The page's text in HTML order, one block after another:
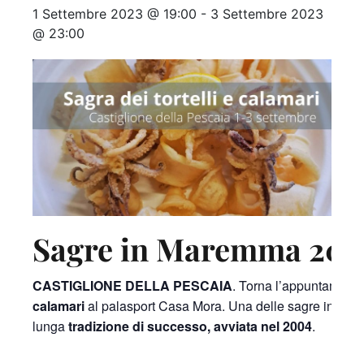
1 Settembre 2023 @ 19:00 - 3 Settembre 2023
@ 23:00
Sagre in Maremma
CASTIGLIONE DELLA PESCAIA. Torna
calamarial palasport Casa Mora. Una delle sagre in
lungatradizione di successo, avviata nel 2004.